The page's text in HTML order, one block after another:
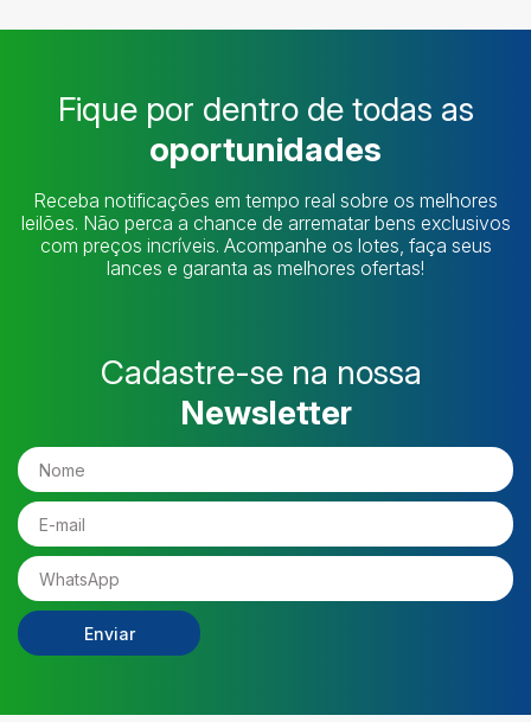
Fique por dentro de todas as
oportunidades
Receba notificações em tempo real sobre os melhores
leilões. Não perca a chance de arrematar bens exclusivos
com preços incríveis. Acompanhe os lotes, faça seus
lances e garanta as melhores ofertas!
Cadastre-se na nossa
Newsletter
Enviar